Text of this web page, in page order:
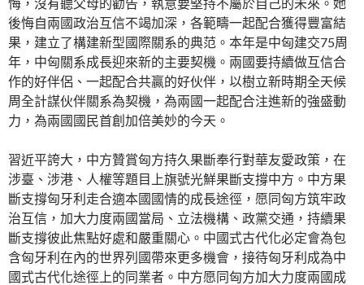
後悔自兩國政治互信不竭加深，各範疇一起配合獲得豐富結
果，建立了構建新型國際關系的典范。本年是中匈建交75周
年，中匈關系成長迎來新的主要契機。兩國要持續做互信合
作的好伴侶、一起配合共贏的好伙伴，以樹立新時期全天候
周全計謀伙伴關系為契機，為兩國一起配合注進新的強盛動
力，為兩國國民首創加倍美妙的今天。
習近平誇大，中方贊賞匈方持久果斷奉行對華友愛政策，在
涉臺、涉港、人權等題目上旗號光鮮果斷支撐中方。中方果
斷支撐匈牙利走合適本國國情的成長途徑，愿同匈方筑牢政
治互信，加大力度兩國當局、立法機構、政黨交通，持續果
斷支撐彼此焦點好處和嚴重關心。中國式古代化必定會為包
含匈牙利在內的世界列國帶來更多機會，接待匈牙利成為中
國式古代化途徑上的同業者。中方愿同匈方加大力度兩國成